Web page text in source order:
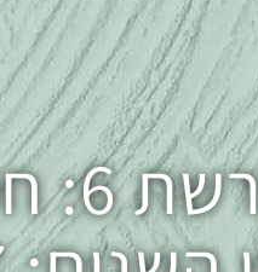
פרק